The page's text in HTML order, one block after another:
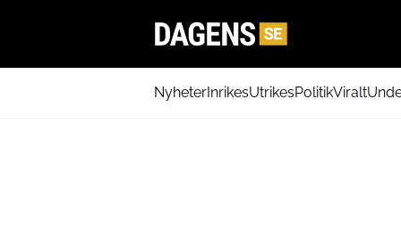
NyheterInrikesUtrikesPolitikViralt